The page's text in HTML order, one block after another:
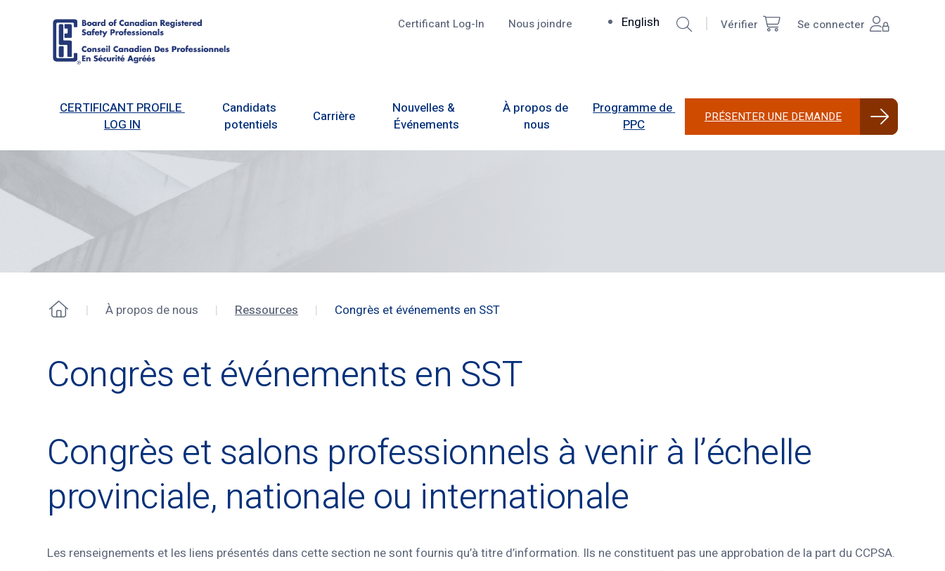
Canadian
Registered
Certificant Log-In Nous joindre English
Rechercher Vérifier
menu
Se connecter
CERTIFICANT PROFILE
LOG IN
Candidats
potentiels
Carrière
Nouvelles &
Événements
À propos de
nous
Programme de
PPC
PRÉSENTER UNE DEMANDE
Accueil À propos de nous Ressources Congrès et événements en SST
Congrès et événements en SST
Congrès et salons professionnels à venir à l’échelle
provinciale, nationale ou internationale
Les renseignements et les liens présentés dans cette section ne sont fournis qu’à titre d’information. Ils ne constituent pas une approbation de la part du CCPSA.